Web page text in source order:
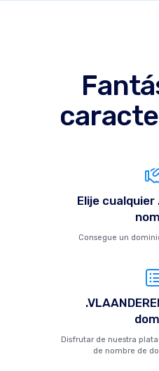
Elije cualquier
Consegue un
Disfrutar de nuestra
de nombre de